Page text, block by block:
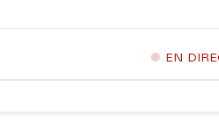
EN